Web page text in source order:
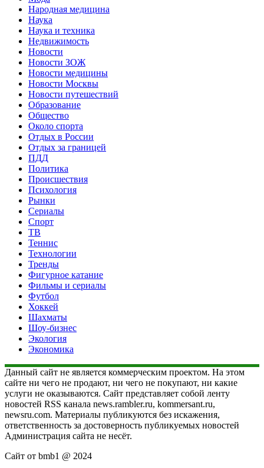
Народная медицина
Наука
Наука и техника
Недвижимость
Новости
Новости ЗОЖ
Новости медицины
Новости Москвы
Новости путешествий
Образование
Общество
Около спорта
Отдых в России
Отдых за границей
ПДД
Политика
Происшествия
Психология
Рынки
Сериалы
Спорт
ТВ
Теннис
Технологии
Тренды
Фигурное катание
Фильмы и сериалы
Футбол
Хоккей
Шахматы
Шоу-бизнес
Экология
Экономика
Данный сайт не является коммерческим проектом. На этом
сайте ни чего не продают, ни чего не покупают, ни какие
услуги не оказываются. Сайт представляет собой ленту
новостей RSS канала news.rambler.ru, kommersant.ru,
newsru.com. Материалы публикуются без искажения,
ответственность за достоверность публикуемых новостей
Администрация сайта не несёт.
Сайт от bmb1 @ 2024